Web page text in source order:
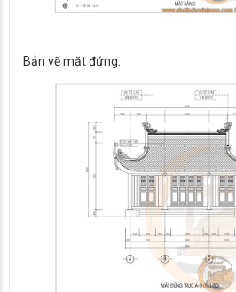
Bản vẽ mặt đứng: